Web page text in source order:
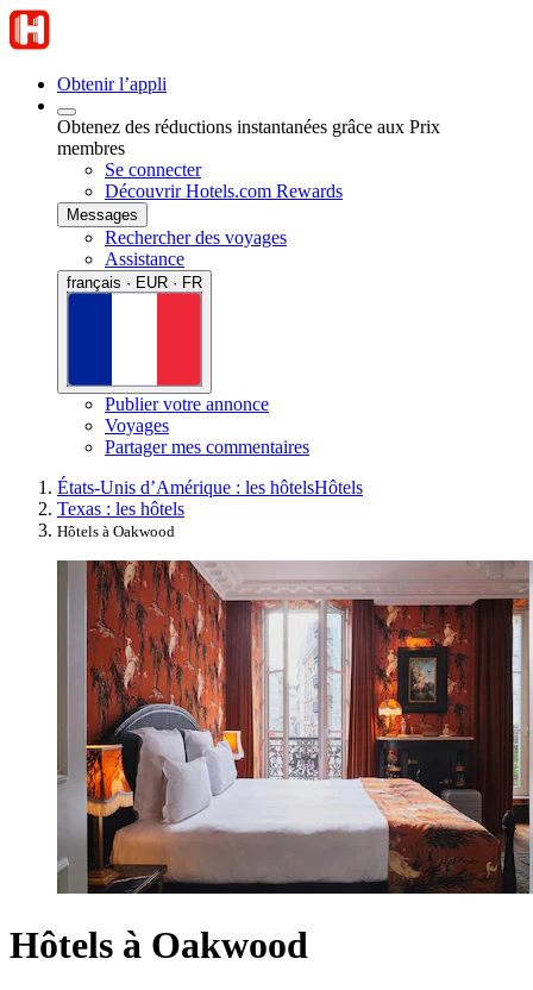
Obtenir l’appli
Obtenez des réductions instantanées grâce aux Prix
membres
Se connecter
Découvrir Hotels.com Rewards
Messages
Rechercher des voyages
Assistance
français · EUR · FR
Publier votre annonce
Voyages
Partager mes commentaires
États-Unis d’Amérique : les hôtelsHôtels
Texas : les hôtels
Hôtels à Oakwood
Hôtels à Oakwood